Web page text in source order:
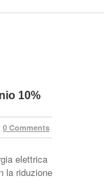
10%
0 Comments
elettrica
la riduzione